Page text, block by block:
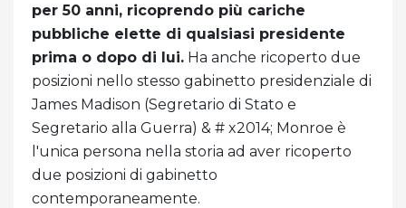
per 50 anni, ricoprendo più cariche
pubbliche elette di qualsiasi presidente
prima o dopo di lui. Ha anche ricoperto due
posizioni nello stesso gabinetto presidenziale di
James Madison (Segretario di Stato e
Segretario alla Guerra) & # x2014; Monroe è
l'unica persona nella storia ad aver ricoperto
due posizioni di gabinetto
contemporaneamente.